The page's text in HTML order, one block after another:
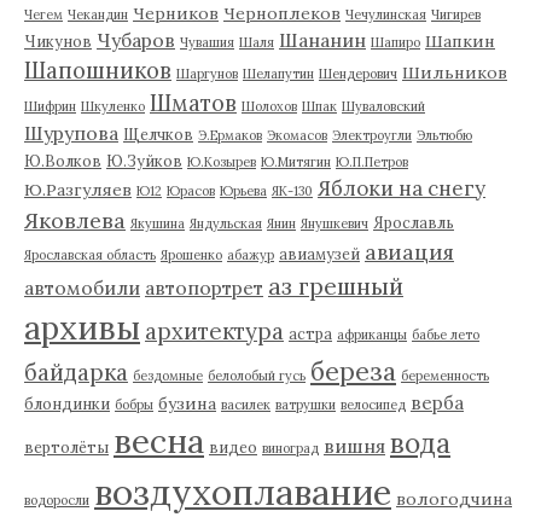
Чегем Чекандин Черников Черноплеков Чечулинская Чигирев
Чикунов Чубаров Чувашия Шаля Шананин Шапиро Шапкин
Шапошников Шаргунов Шелапутин Шендерович Шильников
Шифрин Шкуленко Шматов Шолохов Шпак Шуваловский
Шурупова Щелчков Э.Ермаков Экомасов Электроугли Эльтюбю
Ю.Волков Ю.Зуйков Ю.Козырев Ю.Митягин Ю.П.Петров
Ю.Разгуляев Ю12 Юрасов Юрьева ЯК-130 Яблоки на снегу
Яковлева Якушина Яндульская Янин Янушкевич Ярославль
Ярославская область Ярошенко абажур авиамузей авиация
автомобили автопортрет аз грешный
архивы архитектура астра африканцы бабье лето
байдарка бездомные белолобый гусь береза беременность
блондинки бобры бузина василек ватрушки велосипед верба
вертолёты весна видео виноград вишня вода
водоросли воздухоплавание вологодчина